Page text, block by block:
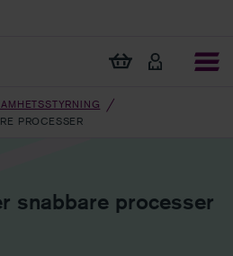
samma ställe
frågor
Visa min varukorg
PROCESSER
snabbare processer